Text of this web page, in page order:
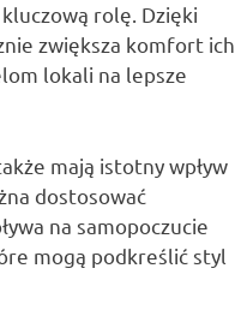
rolę. Dzięki
zwiększa komfort ich
lokali na lepsze
mają istotny wpływ
dostosować
na samopoczucie
mogą podkreślić styl